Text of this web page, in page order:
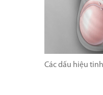
Các dấu hiệu